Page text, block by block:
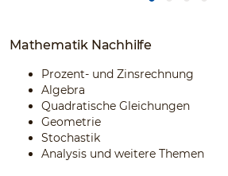
Mathematik Nachhilfe
Prozent- und Zinsrechnung
Algebra
Quadratische Gleichungen
Geometrie
Stochastik
Analysis und weitere Themen